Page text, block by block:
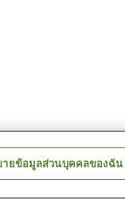
ยข้อมูลส่วนบุคคลของฉัน